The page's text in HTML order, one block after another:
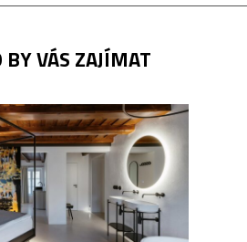
VÁS ZAJÍMAT